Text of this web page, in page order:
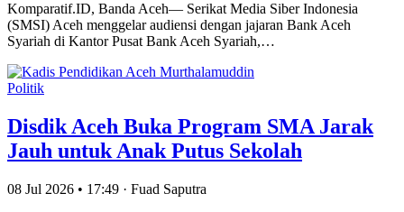
Komparatif.ID, Banda Aceh— Serikat Media Siber Indonesia
(SMSI) Aceh menggelar audiensi dengan jajaran Bank Aceh
Syariah di Kantor Pusat Bank Aceh Syariah,…
Politik
Disdik Aceh Buka Program SMA Jarak
Jauh untuk Anak Putus Sekolah
08 Jul 2026 • 17:49 · Fuad Saputra